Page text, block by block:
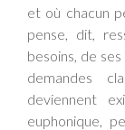
et où chacun
pense, dit,
besoins, de
demandes
deviennent
euphonique,